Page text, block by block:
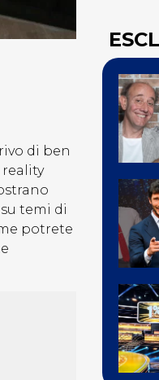
di ben
reality
temi di
potrete